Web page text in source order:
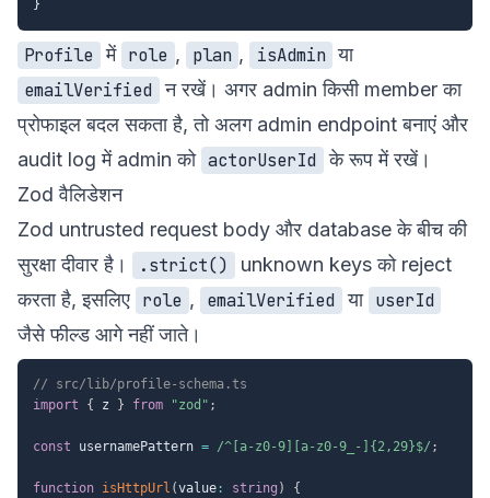
Profile में role , plan , isAdmin या
emailVerified न रखें। अगर admin किसी member का
प्रोफाइल बदल सकता है, तो अलग admin endpoint बनाएं और
audit log में admin को actorUserId के रूप में रखें।
Zod वैलिडेशन
Zod untrusted request body और database के बीच की
सुरक्षा दीवार है।
.strict()
unknown keys को reject
करता है, इसलिए role , emailVerified या userId
जैसे फील्ड आगे नहीं जाते।
// src/lib/profile-schema.ts
import
{ z } from "zod" ;
const usernamePattern = /^[a-z0-9][a-z0-9_-]{2,29}$/ ;
function isHttpUrl (value : string ) {